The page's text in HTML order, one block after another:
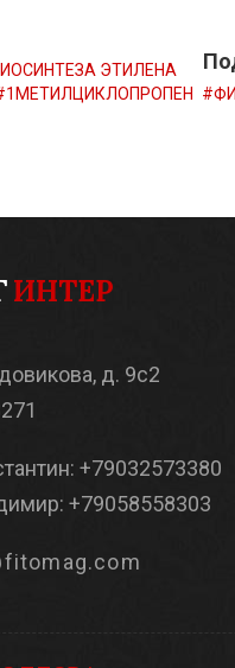
ЭТИЛЕНА
1МЕТИЛЦИКЛОПРОПЕН
ИНТЕР
д. 9с2
+79032573380
+79058558303